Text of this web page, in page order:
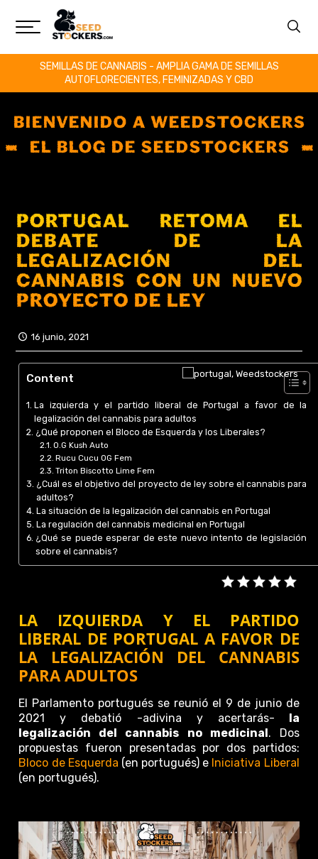
SEMILLAS DE CANNABIS - AMPLIA GAMA DE SEMILLAS
AUTOFLORECIENTES, FEMINIZADAS Y CBD
BIENVENIDO A WEEDSTOCKERS
EL BLOG DE SEEDSTOCKERS
PORTUGAL RETOMA EL
DEBATE DE LA
LEGALIZACIÓN DEL
CANNABIS CON UN NUEVO
PROYECTO DE LEY
16 junio, 2021
Content
La izquierda y el partido liberal de Portugal a favor de la
legalización del cannabis para adultos
¿Qué proponen el Bloco de Esquerda y los Liberales?
O.G Kush Auto
Rucu Cucu OG Fem
Triton Biscotto Lime Fem
¿Cuál es el objetivo del proyecto de ley sobre el cannabis para
adultos?
La situación de la legalización del cannabis en Portugal
La regulación del cannabis medicinal en Portugal
¿Qué se puede esperar de este nuevo intento de legislación
sobre el cannabis?
LA IZQUIERDA Y EL PARTIDO
LIBERAL DE PORTUGAL A FAVOR DE
LA LEGALIZACIÓN DEL CANNABIS
PARA ADULTOS
El Parlamento portugués se reunió el 9 de junio de
2021 y debatió -adivina y acertarás- la
legalización del cannabis no medicinal . Dos
propuestas fueron presentadas por dos partidos:
Bloco de Esquerda (en portugués) e Iniciativa Liberal
(en portugués).